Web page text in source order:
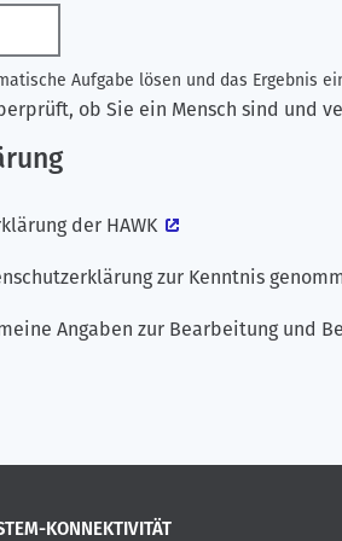
Aufgabe lösen und das Ergebnis
ob Sie ein Mensch sind und
der HAWK
zur Kenntnis
Angaben zur Bearbeitung und
KONNEKTIVITÄT